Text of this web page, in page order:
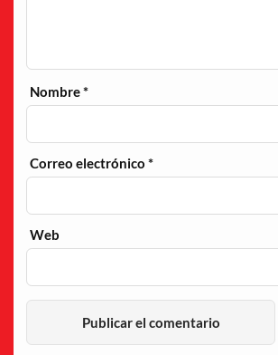
Nombre*
Correo electrónico*
Web